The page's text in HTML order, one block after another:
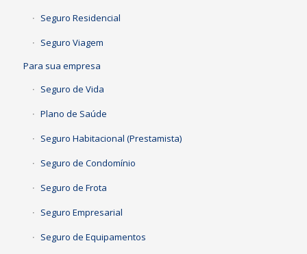
Seguro Residencial
Seguro Viagem
Para sua empresa
Seguro de Vida
Plano de Saúde
Seguro Habitacional (Prestamista)
Seguro de Condomínio
Seguro de Frota
Seguro Empresarial
Seguro de Equipamentos